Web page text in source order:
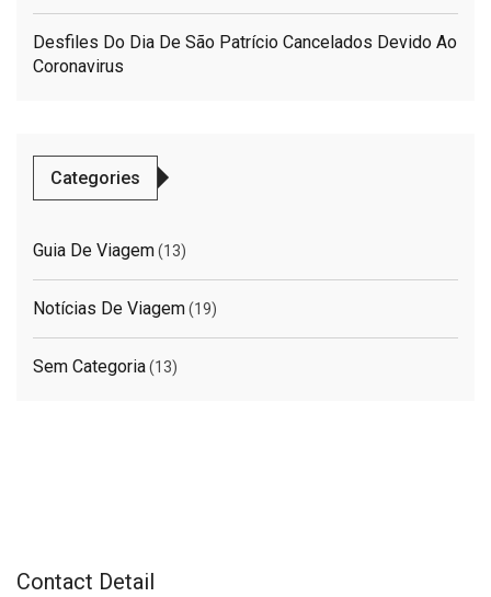
Desfiles Do Dia De São Patrício Cancelados Devido Ao
Coronavirus
Categories
Guia De Viagem(13)
Notícias De Viagem(19)
Sem Categoria(13)
Contact Detail